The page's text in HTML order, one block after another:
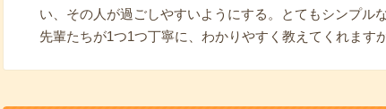
い、その人が過ごしやすいようにする。とてもシンプル
先輩たちが1つ1つ丁寧に、わかりやすく教えてくれます